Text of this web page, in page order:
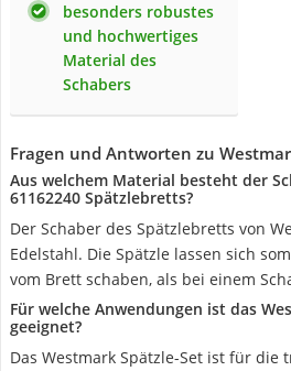
besonders robustes
und hochwertiges
Material des
Schabers
Fragen und Antworten zu
Aus welchem Material besteht der
61162240 Spätzlebretts?
Der Schaber des Spätzlebretts von
Edelstahl. Die Spätzle lassen sich
vom Brett schaben, als bei einem
Für welche Anwendungen ist das
geeignet?
Das Westmark Spätzle-Set ist für